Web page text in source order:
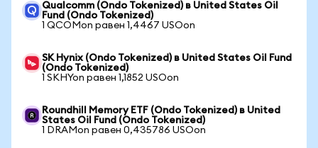
Qualcomm (Ondo Tokenized) в United States Oil
Fund (Ondo Tokenized)
1 QCOMon равен 1,4467 USOon
SK Hynix (Ondo Tokenized) в United States Oil Fund
(Ondo Tokenized)
1 SKHYon равен 1,1852 USOon
Roundhill Memory ETF (Ondo Tokenized) в United
States Oil Fund (Ondo Tokenized)
1 DRAMon равен 0,435786 USOon